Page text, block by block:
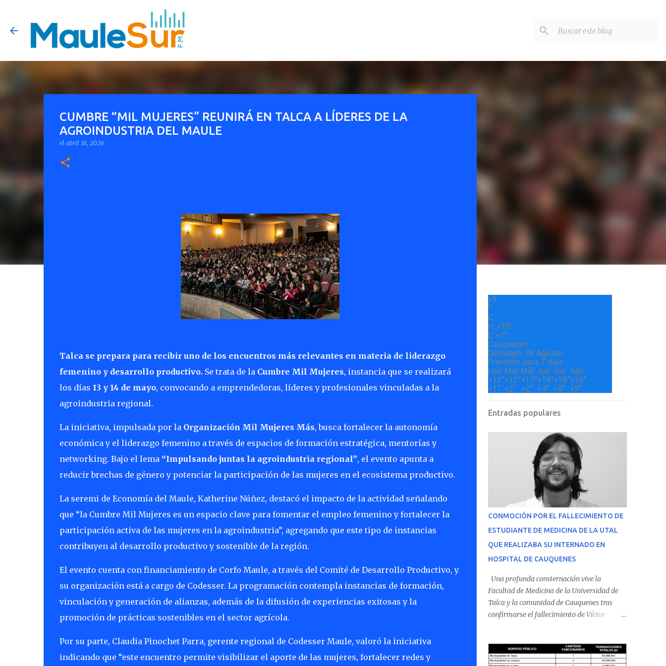
CUMBRE “MIL MUJERES” REUNIRÁ EN TALCA A LÍDERES DE LA
AGROINDUSTRIA DEL MAULE
el abril 18, 2026
Talca se prepara para recibir uno de los encuentros más relevantes en materia de liderazgo
femenino y desarrollo productivo.Se trata de la Cumbre Mil Mujeres, instancia que se realizará
los días 13 y 14 de mayo, convocando a emprendedoras, líderes y profesionales vinculadas a la
agroindustria regional.
La iniciativa, impulsada por la Organización Mil Mujeres Más, busca fortalecer la autonomía
económica y el liderazgo femenino a través de espacios de formación estratégica, mentorías y
networking. Bajo el lema “Impulsando juntas la agroindustria regional”, el evento apunta a
reducir brechas de género y potenciar la participación de las mujeres en el ecosistema productivo.
La seremi de Economía del Maule, Katherine Núñez, destacó el impacto de la actividad señalando
que “la Cumbre Mil Mujeres es un espacio clave para fomentar el empleo femenino y fortalecer la
participación activa de las mujeres en la agroindustria”, agregando que este tipo de instancias
contribuyen al desarrollo productivo y sostenible de la región.
El evento cuenta con financiamiento de Corfo Maule, a través del Comité de Desarrollo Productivo, y
su organización está a cargo de Codesser. La programación contempla instancias de formación,
vinculación y generación de alianzas, además de la difusión de experiencias exitosas y la
promoción de prácticas sostenibles en el sector agrícola.
Por su parte, Claudia Pinochet Parra, gerente regional de Codesser Maule, valoró la iniciativa
indicando que “este encuentro permite visibilizar el aporte de las mujeres, fortalecer redes y
+9
°
C
H: +10°
L: +2°
Cauquenes
Domingo, 09 Agosto
Previsión para 7 días
Lun Mar Mié Jue Vie
Sáb
+12°+12°+13°+14°+18°+16°
+1° +2° +2° +4° +8° +9°
Entradas populares
CONMOCIÓN POR EL FALLECIMIENTO DE
ESTUDIANTE DE MEDICINA DE LA UTAL
QUE REALIZABA SU INTERNADO EN
HOSPITAL DE CAUQUENES
Una profunda consternación vive la
Facultad de Medicina de la Universidad de
Talca y la comunidad de Cauquenes tras
confirmarse el fallecimiento de Víctor
Cauquenes. De acuerdo con los antecedentes
conocidos, el joven se presentó a cumplir su